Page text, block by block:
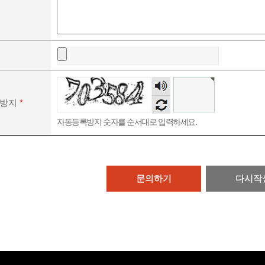
지 *
숫자
음성
듣기
자동등록방지 숫자를 순서대로 입력하세요.
문의하기 다시작